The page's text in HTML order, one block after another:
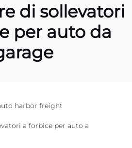
di sollevatori
per auto da
harbor freight
a forbice per auto a